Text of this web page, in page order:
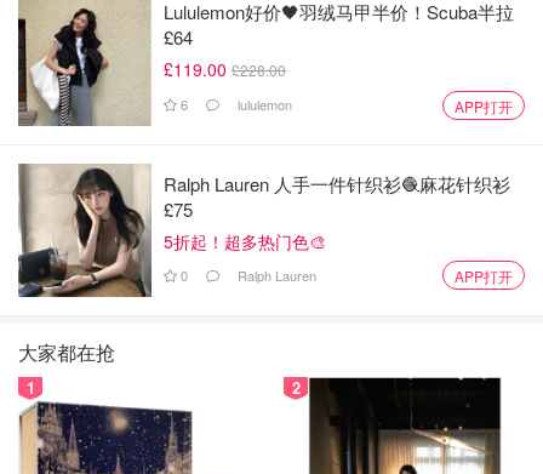
Lululemon好价🖤羽绒马甲半价！Scuba半拉
£64
£119.00 £228.00
6 lululemon APP打开
Ralph Lauren 人手一件针织衫🧶麻花针织衫
£75
5折起！超多热门色🎨
0 Ralph Lauren APP打开
大家都在抢
1 2